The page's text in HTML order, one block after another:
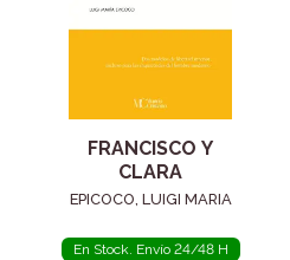
FRANCISCO Y
CLARA
EPICOCO, LUIGI MARIA
En Stock. Envío 24/48 H